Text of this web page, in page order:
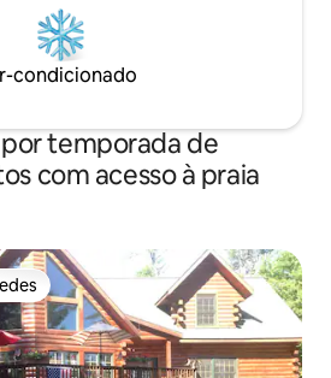
condicionado
temporada de
com acesso à praia
dos hóspedes